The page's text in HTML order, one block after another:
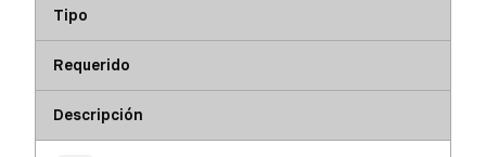
Tipo
Requerido
Descripción